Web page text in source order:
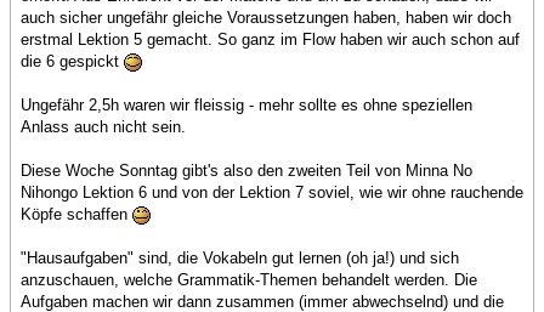
auch sicher ungefähr gleiche Voraussetzungen haben, haben wir doch
erstmal Lektion 5 gemacht. So ganz im Flow haben wir auch schon auf
die 6 gespickt
Ungefähr 2,5h waren wir fleissig - mehr sollte es ohne speziellen
Anlass auch nicht sein.
Diese Woche Sonntag gibt's also den zweiten Teil von Minna No
Nihongo Lektion 6 und von der Lektion 7 soviel, wie wir ohne rauchende
Köpfe schaffen
"Hausaufgaben" sind, die Vokabeln gut lernen (oh ja!) und sich
anzuschauen, welche Grammatik-Themen behandelt werden. Die
Aufgaben machen wir dann zusammen (immer abwechselnd) und die